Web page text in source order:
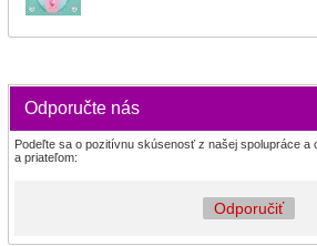
Odporučte nás
Podeľte sa o pozitívnu skúsenosť z našej spolupráce a
a priateľom:
Odporučiť